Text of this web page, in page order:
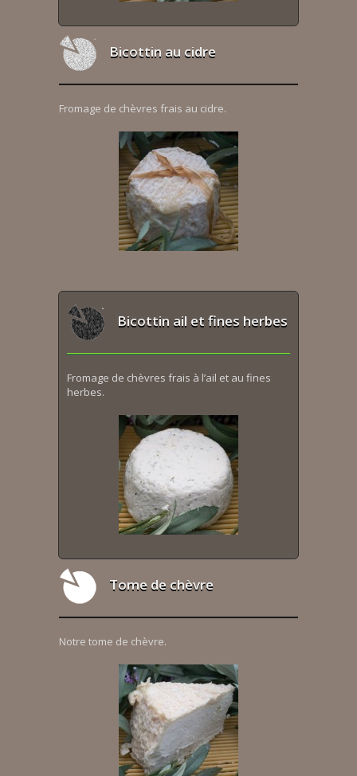
Bicottin au cidre
Fromage de chèvres frais au cidre.
Bicottin ail et fines herbes
Fromage de chèvres frais à l’ail et au fines
herbes.
Tome de chèvre
Notre tome de chèvre.